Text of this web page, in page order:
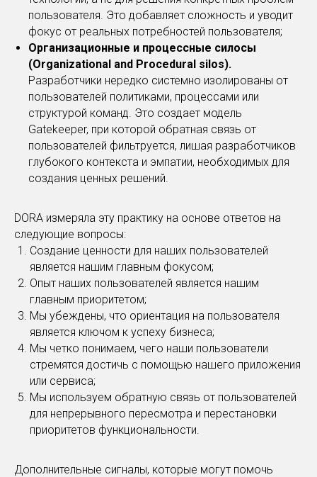
пользователя. Это добавляет сложность и уводит
фокус от реальных потребностей пользователя;
Организационные и процессные силосы
(Organizational and Procedural silos).
Разработчики нередко системно изолированы от
пользователей политиками, процессами или
структурой команд. Это создает модель
Gatekeeper, при которой обратная связь от
пользователей фильтруется, лишая разработчиков
глубокого контекста и эмпатии, необходимых для
создания ценных решений.
DORA измеряла эту практику на основе ответов на
следующие вопросы:
Создание ценности для наших пользователей
является нашим главным фокусом;
Опыт наших пользователей является нашим
главным приоритетом;
Мы убеждены, что ориентация на пользователя
является ключом к успеху бизнеса;
Мы четко понимаем, чего наши пользователи
стремятся достичь с помощью нашего приложения
или сервиса;
Мы используем обратную связь от пользователей
для непрерывного пересмотра и перестановки
приоритетов функциональности.
Дополнительные сигналы, которые могут помочь